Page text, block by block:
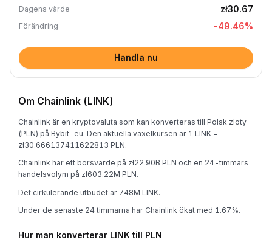
Dagens värde zł30.67
Förändring -49.46%
Handla nu
Om Chainlink (LINK)
Chainlink är en kryptovaluta som kan konverteras till Polsk zloty
(PLN) på Bybit-eu. Den aktuella växelkursen är 1 LINK =
zł30.666137411622813 PLN.
Chainlink har ett börsvärde på zł22.90B PLN och en 24-timmars
handelsvolym på zł603.22M PLN.
Det cirkulerande utbudet är 748M LINK.
Under de senaste 24 timmarna har Chainlink ökat med 1.67%.
Hur man konverterar LINK till PLN